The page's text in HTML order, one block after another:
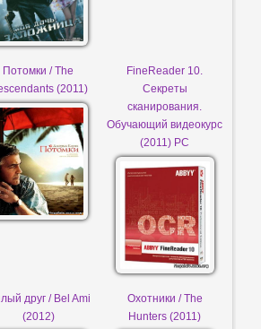
Потомки / The
(2011)
FineReader 10.
Секреты
сканирования.
Обучающий видеокурс
(2011) PC
друг / Bel Ami
(2012)
Охотники / The
Hunters (2011)